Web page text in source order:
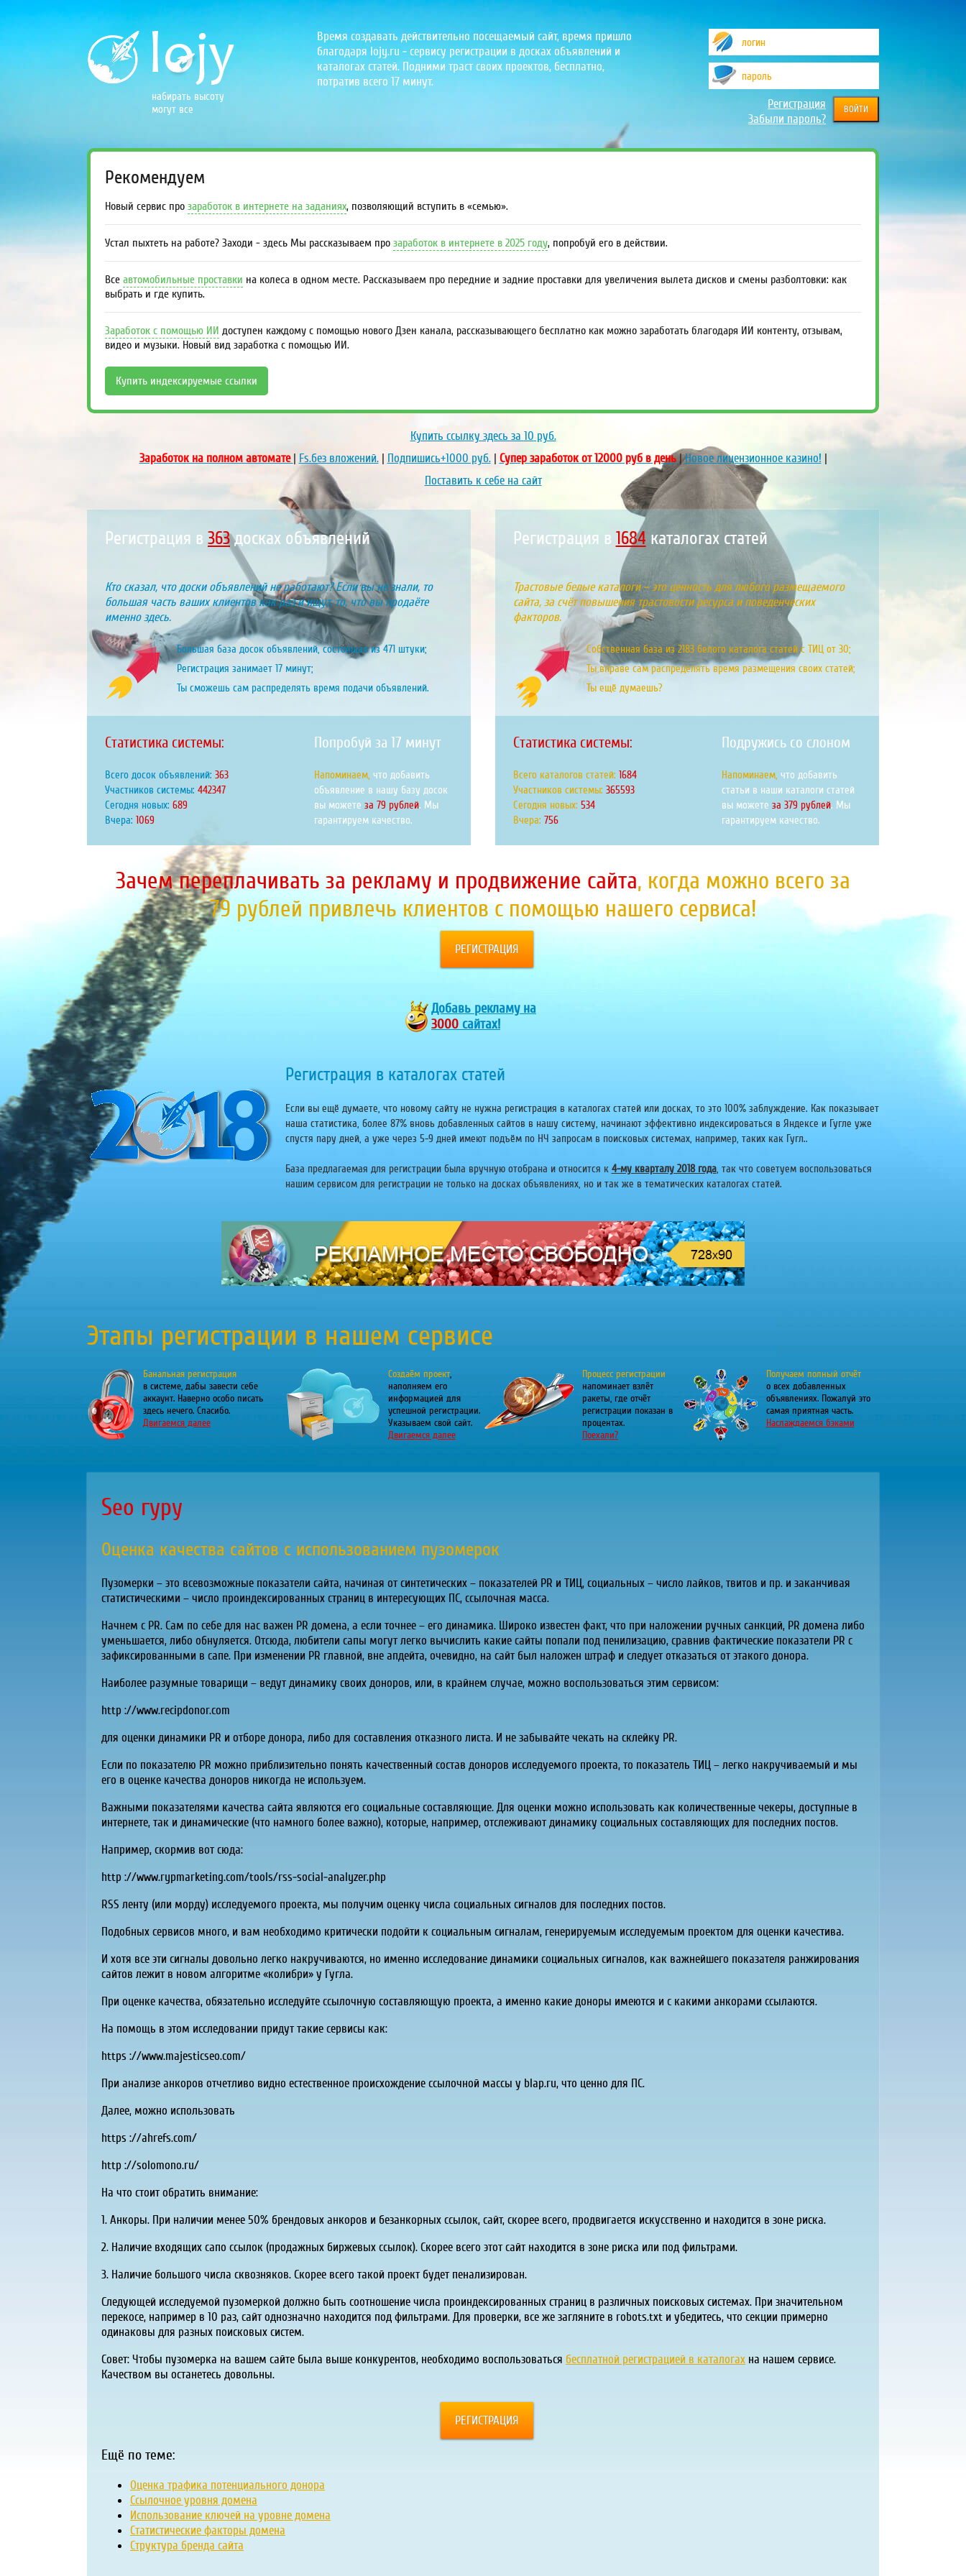
набирать высоту
могут все
Время создавать действительно посещаемый сайт, время пришло
благодаря lojy.ru - сервису регистрации в досках объявлений и
каталогах статей. Подними траст своих проектов, бесплатно,
потратив всего 17 минут.
Регистрация
Забыли пароль?
Рекомендуем
Новый сервис про заработок в интернете на заданиях, позволяющий вступить в «семью».
Устал пыхтеть на работе? Заходи - здесь Мы рассказываем про заработок в интернете в 2025 году, попробуй его в действии.
Все автомобильные проставки на колеса в одном месте. Рассказываем про передние и задние проставки для увеличения вылета дисков и смены разболтовки: как
выбрать и где купить.
Заработок с помощью ИИ доступен каждому с помощью нового Дзен канала, рассказывающего бесплатно как можно заработать благодаря ИИ контенту, отзывам,
видео и музыки. Новый вид заработка с помощью ИИ.
Купить индексируемые ссылки
Купить ссылку здесь за 10 руб.
Заработок на полном автомате| Fs.без вложений.| Подпишись+1000 руб.| Супер заработок от 12000 руб в день|Новое лицензионное казино! |
Поставить к себе на сайт
Регистрация в 425досках объявлений
Кто сказал, что доски объявлений не работают? Если вы не знали, то
большая часть ваших клиентов как раз и ищут, то, что вы продаёте
именно здесь.
Большая база досок объявлений, состоящая из 471 штуки;
Регистрация занимает 17 минут;
Ты сможешь сам распределять время подачи объявлений.
Статистика системы:
Всего досок объявлений: 425
Участников системы: 517964
Сегодня новых: 806
Вчера: 1251
Попробуй за 17 минут
Напоминаем, что добавить
объявление в нашу базу досок
вы можете за 79 рублей. Мы
гарантируем качество.
Регистрация в 1971каталогах статей
Трастовые белые каталоги – это ценность для любого размещаемого
сайта, за счёт повышения трастовости ресурса и поведенческих
факторов.
Собственная база из 2183 белого каталога статей с ТИЦ от 30;
Ты вправе сам распределять время размещения своих статей;
Ты ещё думаешь?
Статистика системы:
Всего каталогов статей: 1971
Участников системы: 428090
Сегодня новых: 625
Вчера: 886
Подружись со слоном
Напоминаем, что добавить
статьи в наши каталоги статей
вы можетеза 379 рублей. Мы
гарантируем качество.
Зачем переплачивать за рекламу и продвижение сайта, когда можно всего за
79 рублей привлечь клиентов с помощью нашего сервиса!
РЕГИСТРАЦИЯ
Добавь рекламу на
3000 сайтах!
Регистрация в каталогах статей
Если вы ещё думаете, что новому сайту не нужна регистрация в каталогах статей или досках, то это 100% заблуждение. Как показывает
наша статистика, более 87% вновь добавленных сайтов в нашу систему, начинают эффективно индексироваться в Яндексе и Гугле уже
спустя пару дней, а уже через 5-9 дней имеют подъём по НЧ запросам в поисковых системах, например, таких как Гугл..
База предлагаемая для регистрации была вручную отобрана и относится к 4-му кварталу 2018 года, так что советуем воспользоваться
нашим сервисом для регистрации не только на досках объявлениях, но и так же в тематических каталогах статей.
Этапы регистрации в нашем сервисе
Банальная регистрация
в системе, дабы завести себе
аккаунт. Наверно особо писать
здесь нечего. Спасибо.
Двигаемся далее
Создаём проект,
наполняем его
информацией для
успешной регистрации.
Указываем свой сайт.
Двигаемся далее
Процесс регистрации
напоминает взлёт
ракеты, где отчёт
регистрации показан в
процентах.
Поехали?
Получаем полный отчёт
о всех добавленных
объявлениях. Пожалуй это
самая приятная часть.
Наслаждаемся бэками
Seo гуру
Оценка качества сайтов с использованием пузомерок
Пузомерки – это всевозможные показатели сайта, начиная от синтетических – показателей PR и ТИЦ, социальных – число лайков, твитов и пр. и заканчивая
статистическими – число проиндексированных страниц в интересующих ПС, ссылочная масса.
Начнем с PR. Сам по себе для нас важен PR домена, а если точнее – его динамика. Широко известен факт, что при наложении ручных санкций, PR домена либо
уменьшается, либо обнуляется. Отсюда, любители сапы могут легко вычислить какие сайты попали под пенилизацию, сравнив фактические показатели PR с
зафиксированными в сапе. При изменении PR главной, вне апдейта, очевидно, на сайт был наложен штраф и следует отказаться от этакого донора.
Наиболее разумные товарищи – ведут динамику своих доноров, или, в крайнем случае, можно воспользоваться этим сервисом:
http ://www.recipdonor.com
для оценки динамики PR и отборе донора, либо для составления отказного листа. И не забывайте чекать на склейку PR.
Если по показателю PR можно приблизительно понять качественный состав доноров исследуемого проекта, то показатель ТИЦ – легко накручиваемый и мы
его в оценке качества доноров никогда не используем.
Важными показателями качества сайта являются его социальные составляющие. Для оценки можно использовать как количественные чекеры, доступные в
интернете, так и динамические (что намного более важно), которые, например, отслеживают динамику социальных составляющих для последних постов.
Например, скормив вот сюда:
http ://www.rypmarketing.com/tools/rss-social-analyzer.php
RSS ленту (или морду) исследуемого проекта, мы получим оценку числа социальных сигналов для последних постов.
Подобных сервисов много, и вам необходимо критически подойти к социальным сигналам, генерируемым исследуемым проектом для оценки качестива.
И хотя все эти сигналы довольно легко накручиваются, но именно исследование динамики социальных сигналов, как важнейшего показателя ранжирования
сайтов лежит в новом алгоритме «колибри» у Гугла.
При оценке качества, обязательно исследуйте ссылочную составляющую проекта, а именно какие доноры имеются и с какими анкорами ссылаются.
На помощь в этом исследовании придут такие сервисы как:
https ://www.majesticseo.com/
При анализе анкоров отчетливо видно естественное происхождение ссылочной массы у blap.ru, что ценно для ПС.
Далее, можно использовать
https ://ahrefs.com/
http ://solomono.ru/
На что стоит обратить внимание:
1. Анкоры. При наличии менее 50% брендовых анкоров и безанкорных ссылок, сайт, скорее всего, продвигается искусственно и находится в зоне риска.
2. Наличие входящих сапо ссылок (продажных биржевых ссылок). Скорее всего этот сайт находится в зоне риска или под фильтрами.
3. Наличие большого числа сквозняков. Скорее всего такой проект будет пенализирован.
Следующей исследуемой пузомеркой должно быть соотношение числа проиндексированных страниц в различных поисковых системах. При значительном
перекосе, например в 10 раз, сайт однозначно находится под фильтрами. Для проверки, все же загляните в robots.txt и убедитесь, что секции примерно
одинаковы для разных поисковых систем.
Совет: Чтобы пузомерка на вашем сайте была выше конкурентов, необходимо воспользоваться бесплатной регистрацией в каталогах на нашем сервисе.
Качеством вы останетесь довольны.
РЕГИСТРАЦИЯ
Ещё по теме:
Оценка трафика потенциального донора
Ссылочное уровня домена
Использование ключей на уровне домена
Статистические факторы домена
Структура бренда сайта